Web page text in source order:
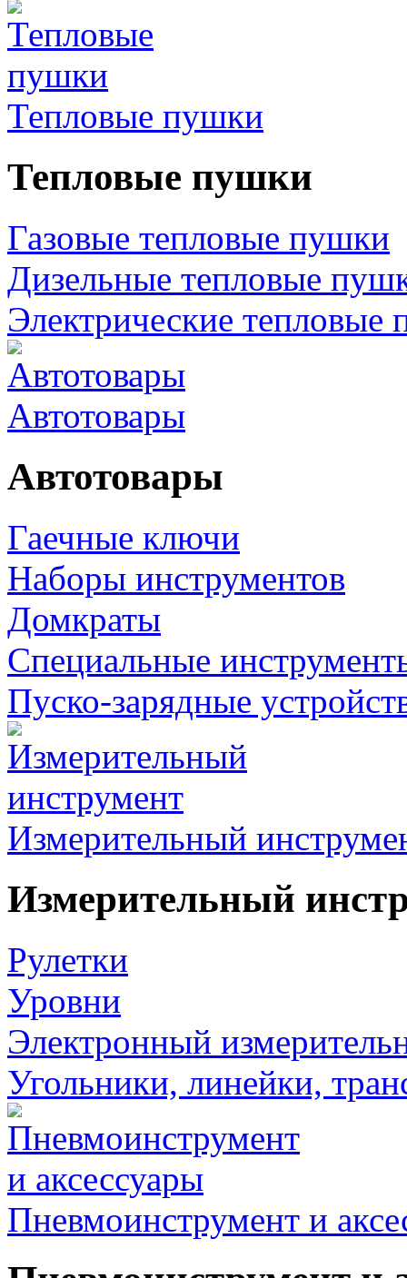
Тепловые пушки
Тепловые пушки
Газовые тепловые пушки
Дизельные тепловые
Электрические тепловые
Автотовары
Автотовары
Гаечные ключи
Наборы инструментов
Домкраты
Специальные
Пуско-зарядные
Измерительный
Измерительный
Рулетки
Уровни
Электронный
Угольники, линейки,
Пневмоинструмент и